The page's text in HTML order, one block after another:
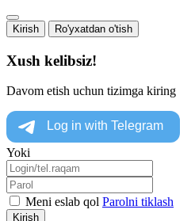
Kirish Ro'yxatdan o'tish
Xush kelibsiz!
Davom etish uchun tizimga kiring
Yoki
Meni eslab qol Parolni tiklash
Kirish